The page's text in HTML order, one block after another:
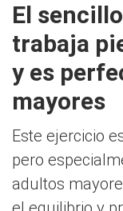
El
trabaja
y es
mayores
Este ejercicio
pero
adultos